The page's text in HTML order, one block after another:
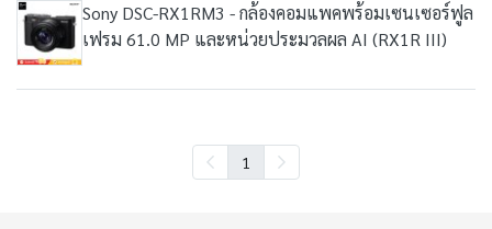
Sony DSC-RX1RM3 - กล้องคอมแพคพร้อมเซนเซอร์ฟูล
เฟรม 61.0 MP และหน่วยประมวลผล AI (RX1R III)
1